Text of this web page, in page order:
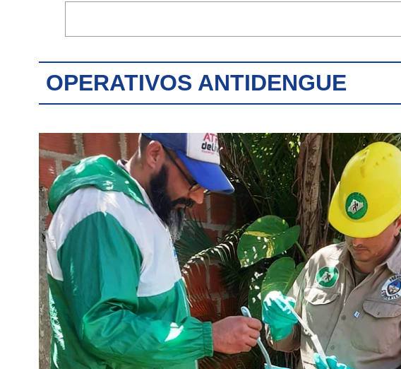
OPERATIVOS ANTIDENGUE